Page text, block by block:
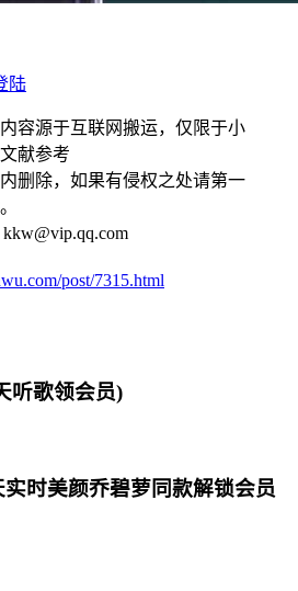
陆
容源于互联网搬运，仅限于小
献参考
删除，如果有侵权之处请第一
post/7315.html
听歌领会员)
时美颜乔碧萝同款解锁会员